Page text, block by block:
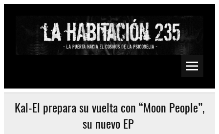
Saltar
Psychedelic, Stoner, Doom, Sludge, Fuzz, Space, Drone
Kal-El prepara su vuelta con “Moon People”,
su nuevo EP